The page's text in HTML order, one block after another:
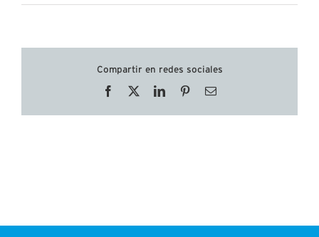
Compartir en redes sociales
Facebook LinkedInPinterestCorreo